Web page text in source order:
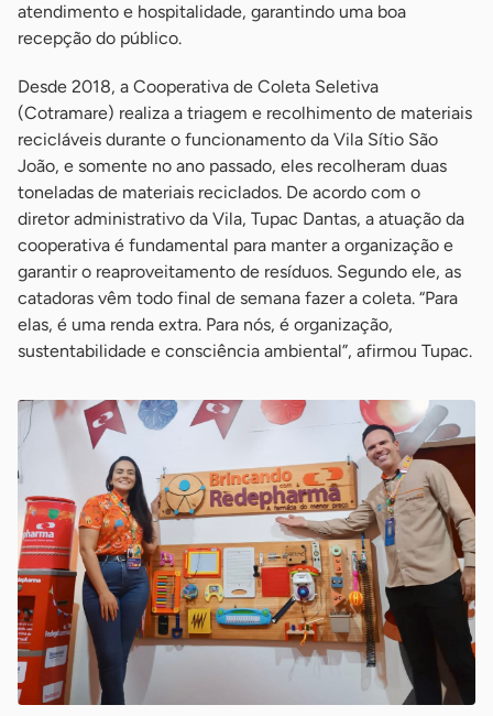
atendimento e hospitalidade, garantindo uma boa
recepção do público.
Desde 2018, a Cooperativa de Coleta Seletiva
(Cotramare) realiza a triagem e recolhimento de materiais
recicláveis durante o funcionamento da Vila Sítio São
João, e somente no ano passado, eles recolheram duas
toneladas de materiais reciclados. De acordo com o
diretor administrativo da Vila, Tupac Dantas, a atuação da
cooperativa é fundamental para manter a organização e
garantir o reaproveitamento de resíduos. Segundo ele, as
catadoras vêm todo final de semana fazer a coleta. “Para
elas, é uma renda extra. Para nós, é organização,
sustentabilidade e consciência ambiental”, afirmou Tupac.